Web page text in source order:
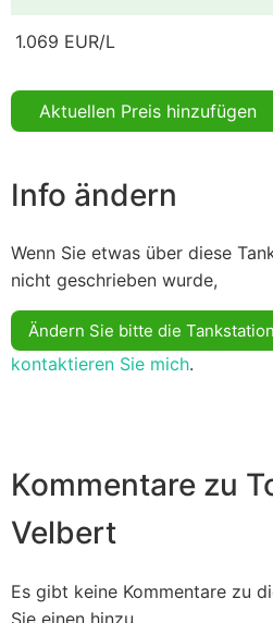
1.069 EUR/L
Aktuellen Preis hinzufügen
Info ändern
Wenn Sie etwas über diese
nicht geschrieben wurde,
Ändern Sie bitte die
kontaktieren Sie mich.
Kommentare zu
Velbert
Es gibt keine Kommentare zu
Sie einen hinzu.